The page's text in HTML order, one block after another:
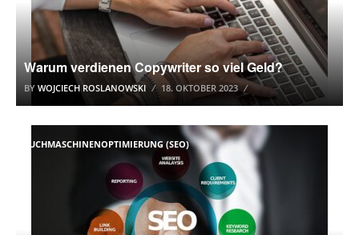
Warum verdienen Copywriter so viel Geld?
BY WOJCIECH ROSLANOWSKI 18. OKTOBER 2023
SUCHMASCHINENOPTIMIERUNG (SEO)